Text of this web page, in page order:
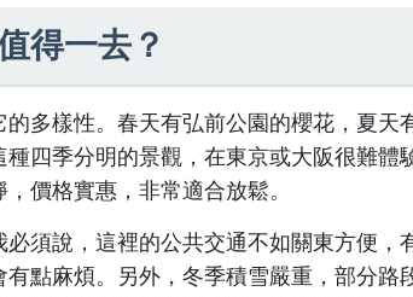
得一去？
多樣性。春天有弘前公園的櫻花，夏天
四季分明的景觀，在東京或大阪很難體
價格實惠，非常適合放鬆。
須說，這裡的公共交通不如關東方便
點麻煩。另外，冬季積雪嚴重，部分路